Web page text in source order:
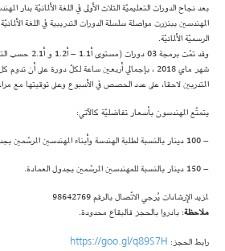
بعد نجاح الدورات التعليميّة الثلاث الأولى في اللغة الألمانيّة بدار
المهندسين ببنزرت مواصلة سلسلة الدورات التدريبية في اللغة
الرسميّة الألمانيّة.
وقد تمّت برمجة
شهر ماي 2018 ، بإجمالي أربعين ساعة لكلّ دورة على
المتدربين لاحقا، على عدد الحصص في الأسبوع وعلى توقيتها مع
يتمتّع المهندسون بأسعار تفاضليّة كالآتي:
– 100 دينار بالنسبة لطلبة الهندسة وأبناء المهندسين المرسّمين بجدول العمادة.
– 150 دينار بالنسبة للمهندسين المرسّمين بجدول العمادة.
لمزيد الإرشادات يُرجي الاتّصال بالرقم 98642769
ملاحظة: بادروا بالحجز فالبقاع محدودة.
رابط الحجز: https://goo.gl/q89S7H